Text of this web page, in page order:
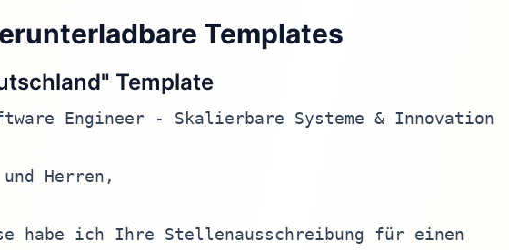
Templates
Template
Engineer - Skalierbare Systeme & Innovation
und Herren,
habe ich Ihre Stellenausschreibung für einen